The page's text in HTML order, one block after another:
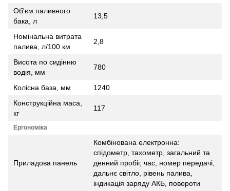
Об'єм паливного
бака, л
13,5
Номінальна витрата
палива, л/100 км
2,8
Висота по сидінню
водія, мм
780
Колісна база, мм
1240
Конструкційна маса,
кг
117
Ергономіка
Приладова панель
Комбінована електронна:
спідометр, тахометр, загальний та
денний пробіг, час, номер передачі,
дальнє світло, рівень палива,
індикація заряду АКБ, повороти